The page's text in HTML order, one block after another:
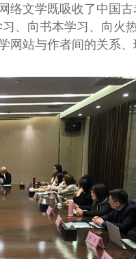
文学既吸收了中国
、向书本学习、向火
站与作者间的关系